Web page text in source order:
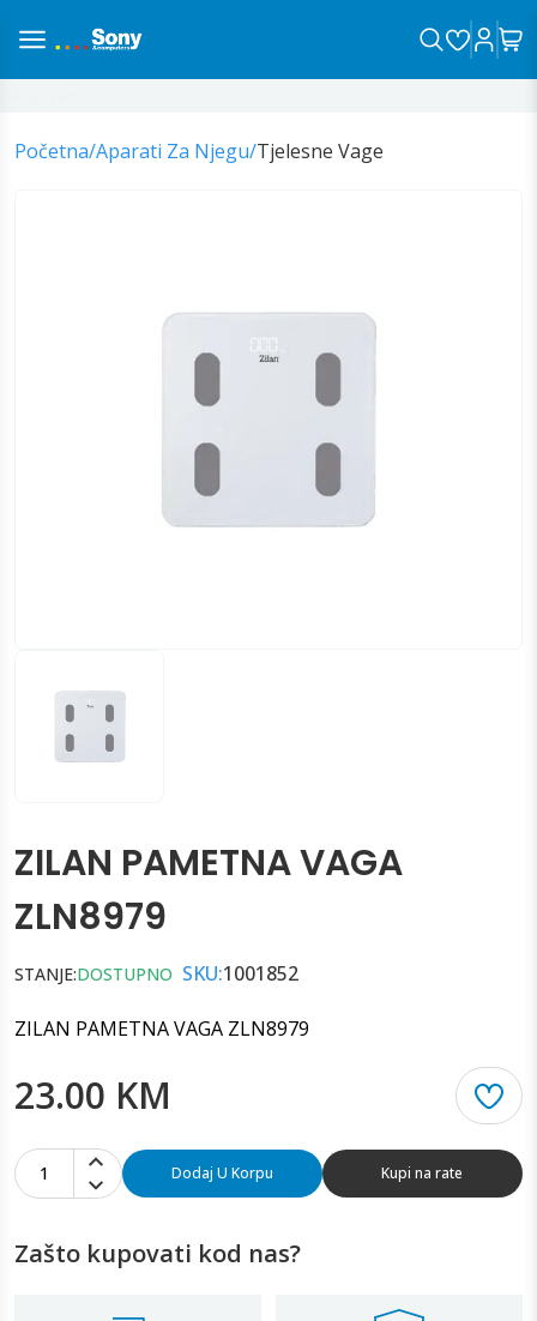
Početna/Aparati Za Njegu/Tjelesne Vage
ZILAN PAMETNA VAGA
ZLN8979
STANJE:DOSTUPNO SKU:1001852
ZILAN PAMETNA VAGA ZLN8979
23.00 KM
1 Dodaj U Korpu Kupi na rate
Zašto kupovati kod nas?